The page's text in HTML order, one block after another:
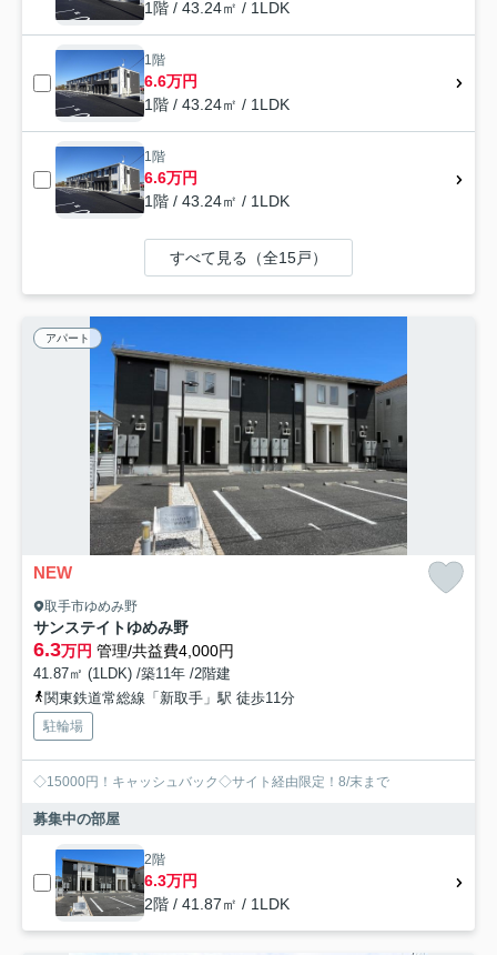
1階 / 43.24㎡ / 1LDK
1階
6.6万円
1階 / 43.24㎡ / 1LDK
1階
6.6万円
1階 / 43.24㎡ / 1LDK
すべて見る（全15戸）
アパート
NEW
取手市ゆめみ野
サンステイトゆめみ野
6.3万円 管理/共益費4,000円
41.87㎡ (1LDK) /築11年 /2階建
関東鉄道常総線「新取手」駅 徒歩11分
駐輪場
◇15000円！キャッシュバック◇サイト経由限定！8/末まで
募集中の部屋
2階
6.3万円
2階 / 41.87㎡ / 1LDK